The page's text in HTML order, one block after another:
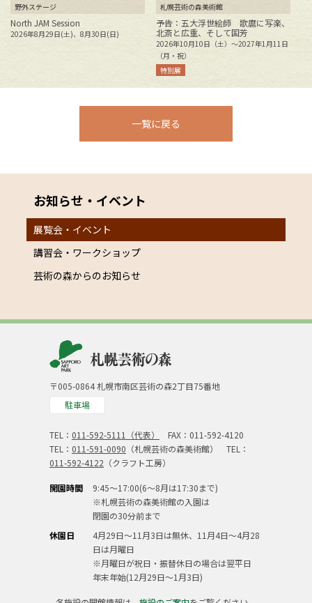
野外ステージ
North JAM Session
2026年8月29日(土)、8月30日(日)
札幌芸術の森美術館
予告：五大浮世絵師 歌麿に写楽、
北斎と広重、そして国芳
2026年10月10日（土）～2027年1月11日
（月・祝）
特別展
一覧に戻る
お知らせ・イベント
展覧会・イベント
講習会・ワークショップ
芸術の森からのお知らせ
〒005-0864 札幌市南区芸術の森2丁目75番地
駐車場
TEL： 011-592-5111（代表）
FAX：011-592-4120
TEL： 011-591-0090 （札幌芸術の森美術館） TEL：
011-592-4122 （クラフト工房）
開園時間
9:45～17:00(6～8月は17:30まで)
※札幌芸術の森美術館の入園は
閉園の30分前まで
休園日
4月29日～11月3日は無休、11月4日～4月28
日は月曜日
※月曜日が祝日・振替休日の場合は翌平日
年末年始(12月29日～1月3日)